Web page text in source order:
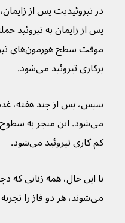
موقت
پرکاری تیروئید می‌شود.
سپس، پس از چند هفته، غده
می‌‌شود. این منجر به
کم کاری تیروئید می‌شود.
با این حال، همه زنانی که
می‌شوند، هر دو فاز را تجربه نمی‌کنند.